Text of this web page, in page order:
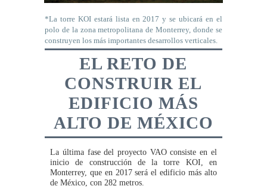
*La torre KOI estará lista en 2017 y se ubicará en el
polo de la zona metropolitana de Monterrey, donde se
construyen los más importantes desarrollos verticales.
EL RETO DE
CONSTRUIR EL
EDIFICIO MÁS
ALTO DE MÉXICO
La última fase del proyecto VAO consiste en el
inicio de construcción de la torre KOI, en
Monterrey, que en 2017 será el edificio más alto
de México, con 282 metros.